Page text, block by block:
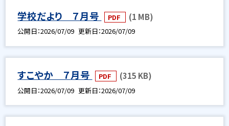
学校だより ７月号 PDF (1 MB)
公開日 2026/07/09 更新日 2026/07/09
すこやか ７月号 PDF (315 KB)
公開日 2026/07/09 更新日 2026/07/09